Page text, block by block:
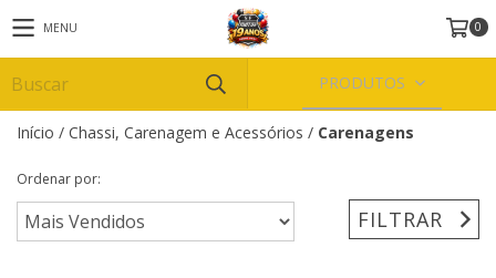
MENU 0
PRODUTOS
Início / Chassi, Carenagem e Acessórios / Carenagens
Ordenar por:
FILTRAR